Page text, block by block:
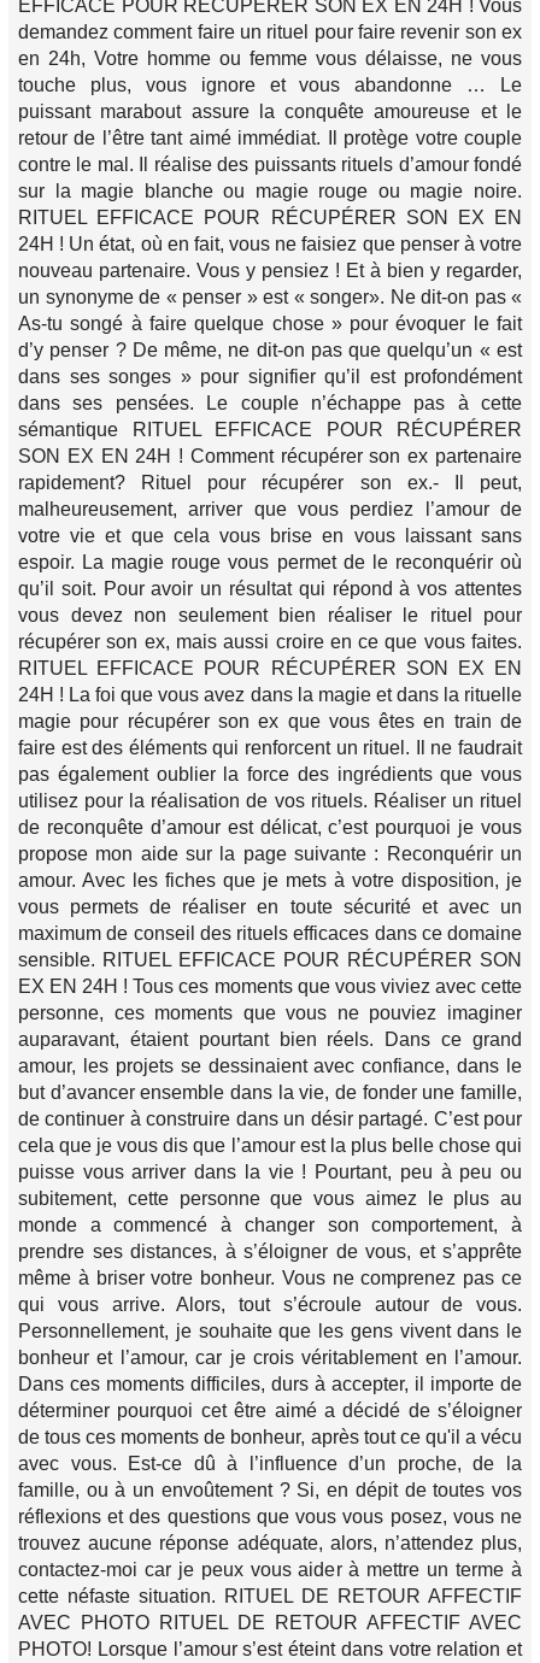
EFFICACE POUR RÉCUPÉRER SON EX EN 24H ! Vous
demandez comment faire un rituel pour faire revenir son ex
en 24h, Votre homme ou femme vous délaisse, ne vous
touche plus, vous ignore et vous abandonne … Le
puissant marabout assure la conquête amoureuse et le
retour de l’être tant aimé immédiat. Il protège votre couple
contre le mal. Il réalise des puissants rituels d’amour fondé
sur la magie blanche ou magie rouge ou magie noire.
RITUEL EFFICACE POUR RÉCUPÉRER SON EX EN
24H ! Un état, où en fait, vous ne faisiez que penser à votre
nouveau partenaire. Vous y pensiez ! Et à bien y regarder,
un synonyme de « penser » est « songer». Ne dit-on pas «
As-tu songé à faire quelque chose » pour évoquer le fait
d’y penser ? De même, ne dit-on pas que quelqu’un « est
dans ses songes » pour signifier qu’il est profondément
dans ses pensées. Le couple n’échappe pas à cette
sémantique RITUEL EFFICACE POUR RÉCUPÉRER
SON EX EN 24H ! Comment récupérer son ex partenaire
rapidement? Rituel pour récupérer son ex.- Il peut,
malheureusement, arriver que vous perdiez l’amour de
votre vie et que cela vous brise en vous laissant sans
espoir. La magie rouge vous permet de le reconquérir où
qu’il soit. Pour avoir un résultat qui répond à vos attentes
vous devez non seulement bien réaliser le rituel pour
récupérer son ex, mais aussi croire en ce que vous faites.
RITUEL EFFICACE POUR RÉCUPÉRER SON EX EN
24H ! La foi que vous avez dans la magie et dans la rituelle
magie pour récupérer son ex que vous êtes en train de
faire est des éléments qui renforcent un rituel. Il ne faudrait
pas également oublier la force des ingrédients que vous
utilisez pour la réalisation de vos rituels. Réaliser un rituel
de reconquête d’amour est délicat, c’est pourquoi je vous
propose mon aide sur la page suivante : Reconquérir un
amour. Avec les fiches que je mets à votre disposition, je
vous permets de réaliser en toute sécurité et avec un
maximum de conseil des rituels efficaces dans ce domaine
sensible. RITUEL EFFICACE POUR RÉCUPÉRER SON
EX EN 24H ! Tous ces moments que vous viviez avec cette
personne, ces moments que vous ne pouviez imaginer
auparavant, étaient pourtant bien réels. Dans ce grand
amour, les projets se dessinaient avec confiance, dans le
but d’avancer ensemble dans la vie, de fonder une famille,
de continuer à construire dans un désir partagé. C’est pour
cela que je vous dis que l’amour est la plus belle chose qui
puisse vous arriver dans la vie ! Pourtant, peu à peu ou
subitement, cette personne que vous aimez le plus au
monde a commencé à changer son comportement, à
prendre ses distances, à s’éloigner de vous, et s’apprête
même à briser votre bonheur. Vous ne comprenez pas ce
qui vous arrive. Alors, tout s’écroule autour de vous.
Personnellement, je souhaite que les gens vivent dans le
bonheur et l’amour, car je crois véritablement en l’amour.
Dans ces moments difficiles, durs à accepter, il importe de
déterminer pourquoi cet être aimé a décidé de s’éloigner
de tous ces moments de bonheur, après tout ce qu'il a vécu
avec vous. Est-ce dû à l’influence d’un proche, de la
famille, ou à un envoûtement ? Si, en dépit de toutes vos
réflexions et des questions que vous vous posez, vous ne
trouvez aucune réponse adéquate, alors, n’attendez plus,
contactez-moi car je peux vous aider à mettre un terme à
cette néfaste situation. RITUEL DE RETOUR AFFECTIF
AVEC PHOTO RITUEL DE RETOUR AFFECTIF AVEC
PHOTO! Lorsque l’amour s’est éteint dans votre relation et